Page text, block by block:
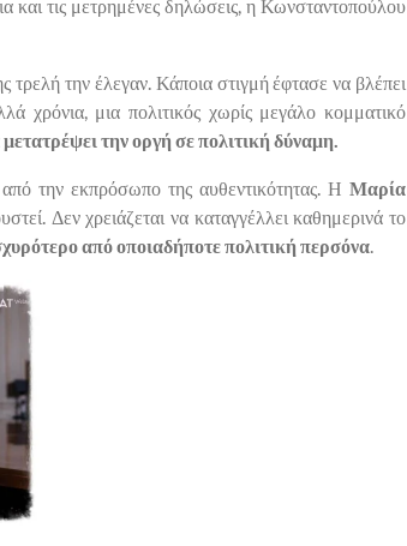
και τις μετρημένες δηλώσεις, η Κωνσταντοπούλου
την έλεγαν. Κάποια στιγμή έφτασε να βλέπει
μια πολιτικός χωρίς μεγάλο κομματικό
μετατρέψει την οργή σε πολιτική δύναμη.
την εκπρόσωπο της αυθεντικότητας. Η Μαρία
Δεν χρειάζεται να καταγγέλλει καθημερινά το
από οποιαδήποτε πολιτική περσόνα